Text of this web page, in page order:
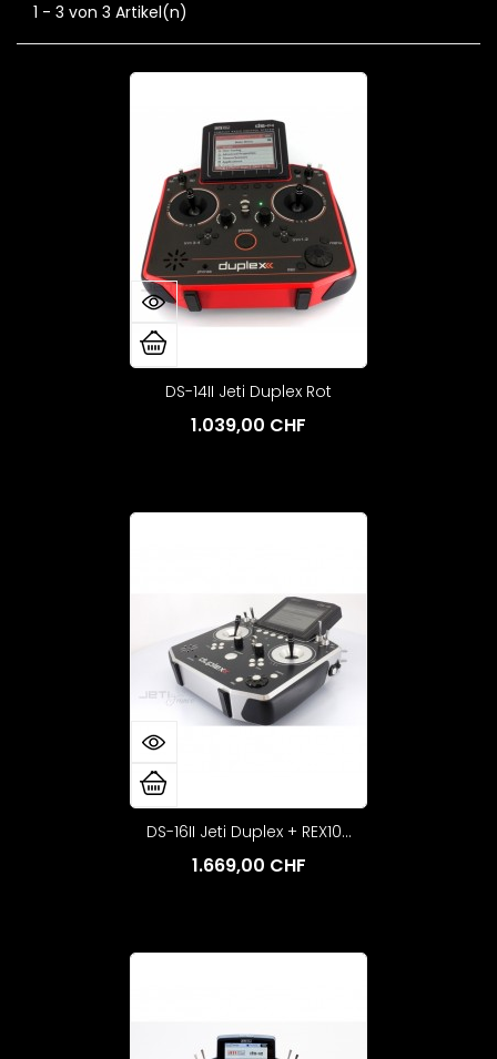
1 - 3 von 3 Artikel(n)
DS-14II Jeti Duplex Rot
1.039,00 CHF
DS-16II Jeti Duplex + REX10...
1.669,00 CHF